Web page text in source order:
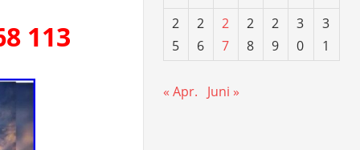
113
2
5
2
6
2
7
2
8
2
9
3
0
3
1
« Apr. Juni »